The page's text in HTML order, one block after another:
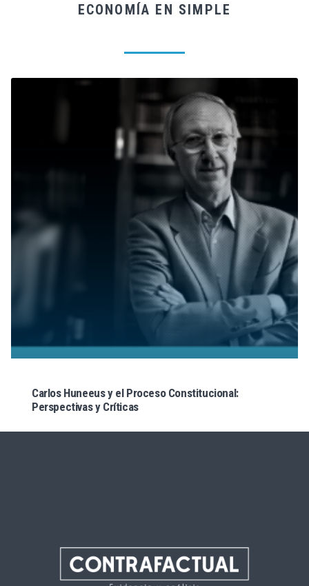
ECONOMÍA EN SIMPLE
Carlos Huneeus y el Proceso Constitucional:
Perspectivas y Críticas